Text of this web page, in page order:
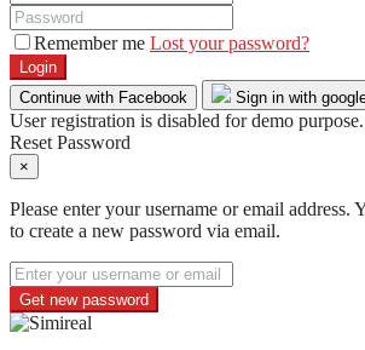
Remember me Lost your password?
Login
Continue with Facebook
Sign in with
User registration is disabled for demo purpose.
Reset Password
×
Please enter your username or email
to create a new password via email.
Get new password